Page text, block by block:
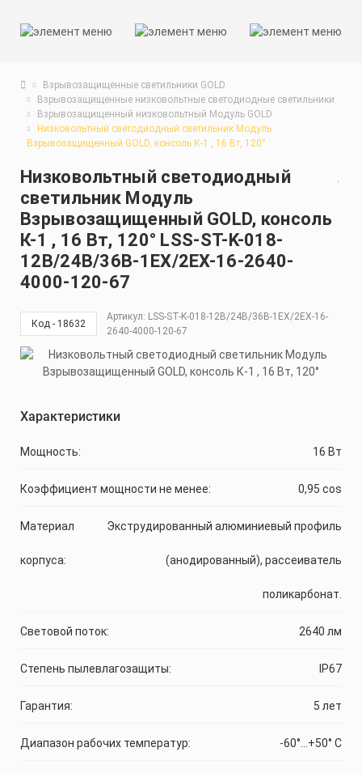
Взрывозащищенные светильники GOLD
Взрывозащищенные низковольтные светодиодные светильники
Взрывозащищенный низковольтный Модуль GOLD
Низковольтный светодиодный светильник Модуль
Взрывозащищенный GOLD, консоль К-1 , 16 Вт, 120°
Низковольтный светодиодный
светильник Модуль
Взрывозащищенный GOLD, консоль
К-1 , 16 Вт, 120° LSS-ST-K-018-
12В/24В/36В-1EX/2EX-16-2640-
4000-120-67
Код - 18632
Артикул: LSS-ST-K-018-12В/24В/36В-1EX/2EX-16-
2640-4000-120-67
Характеристики
Мощность: 16 Вт
Коэффициент мощности не менее: 0,95 cos
Материал
корпуса:
Экструдированный алюминиевый профиль
(анодированный), рассеиватель
поликарбонат.
Световой поток: 2640 лм
Степень пылевлагозащиты: IP67
Гарантия: 5 лет
Диапазон рабочих температур: -60°...+50° C